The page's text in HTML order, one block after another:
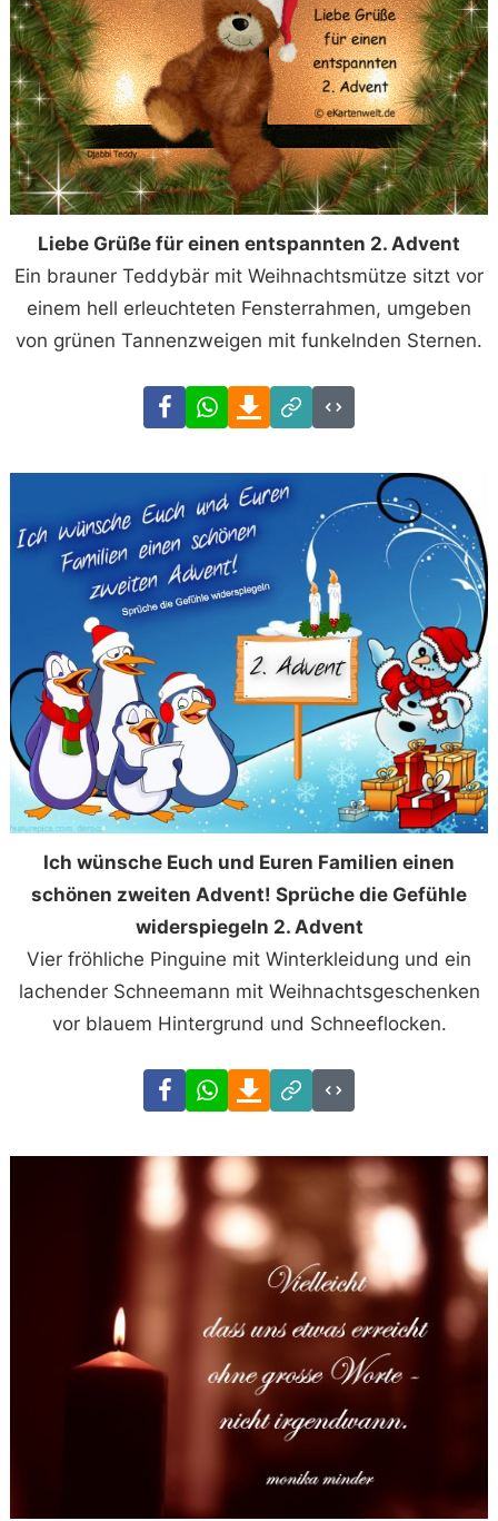
Liebe Grüße für einen entspannten 2. Advent
Ein brauner Teddybär mit Weihnachtsmütze sitzt vor
einem hell erleuchteten Fensterrahmen, umgeben
von grünen Tannenzweigen mit funkelnden Sternen.
FacebookWhatsAppDownload
Link
Code
Ich wünsche Euch und Euren Familien einen
schönen zweiten Advent! Sprüche die Gefühle
widerspiegeln 2. Advent
Vier fröhliche Pinguine mit Winterkleidung und ein
lachender Schneemann mit Weihnachtsgeschenken
vor blauem Hintergrund und Schneeflocken.
FacebookWhatsAppDownload
Link
Code